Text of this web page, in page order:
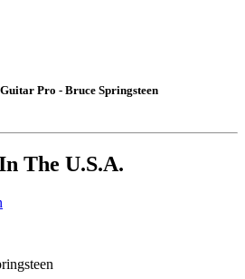
Pro - Bruce Springsteen
The U.S.A.